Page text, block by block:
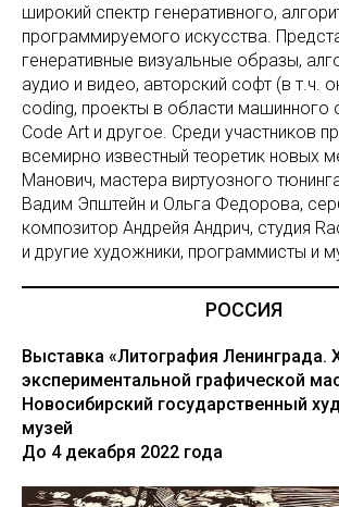
широкий спектр генеративного,
программируемого искусства.
генеративные визуальные образы,
аудио и видео, авторский софт (в т.ч.
coding, проекты в области машинного
Сode Art и другое. Среди участников
всемирно известный теоретик новых
Манович, мастера виртуозного
Вадим Эпштейн и Ольга Федорова,
композитор Андрейя Андрич, студия
и другие художники, программисты и
РОССИЯ
Выставка «Литография Ленинграда.
экспериментальной графической
Новосибирский государственный
музей
До 4 декабря 2022 года